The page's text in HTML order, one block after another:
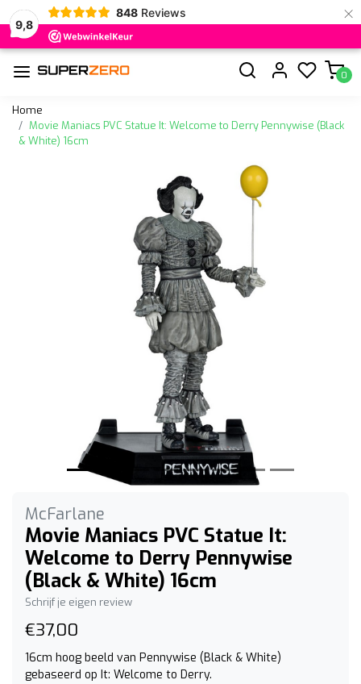
9,8
848 Reviews ×
0
Home
Movie Maniacs PVC Statue It: Welcome to Derry Pennywise (Black
& White) 16cm
McFarlane
Movie Maniacs PVC Statue It:
Welcome to Derry Pennywise
(Black & White) 16cm
Schrijf je eigen review
€37,00
16cm hoog beeld van Pennywise (Black & White)
gebaseerd op It: Welcome to Derry.